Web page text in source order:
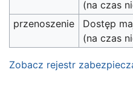
(na czas
przenoszenie
Dostęp
(na czas
Zobacz rejestr